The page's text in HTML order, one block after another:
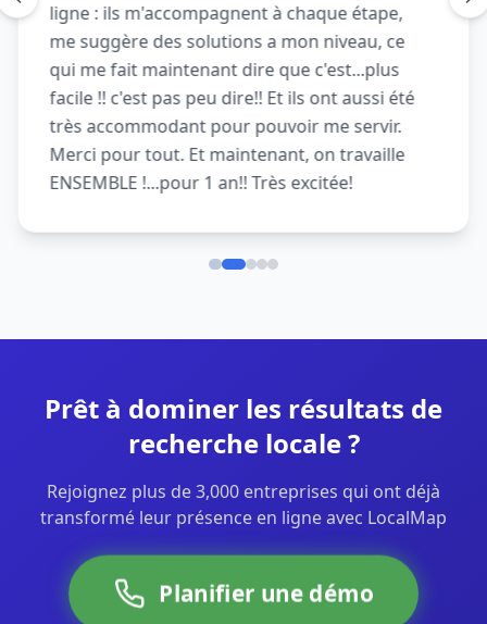
ligne : ils m'accompagnent à chaque étape,
me suggère des solutions a mon niveau, ce
qui me fait maintenant dire que c'est...plus
facile !! c'est pas peu dire!! Et ils ont aussi été
très accommodant pour pouvoir me servir.
Merci pour tout. Et maintenant, on travaille
ENSEMBLE !...pour 1 an!! Très excitée!
Prêt à dominer les résultats de
recherche locale ?
Rejoignez plus de 3,000 entreprises qui ont déjà
transformé leur présence en ligne avec LocalMap
Planifier une démo